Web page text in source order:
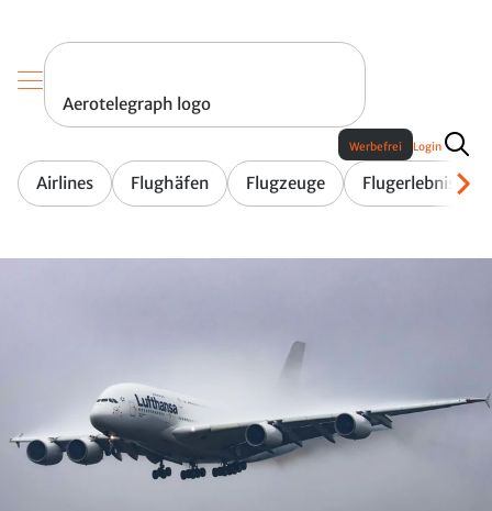
Aerotelegraph logo
Airlines Flughäfen Flugzeuge Flugerlebnis
Werbefrei Login